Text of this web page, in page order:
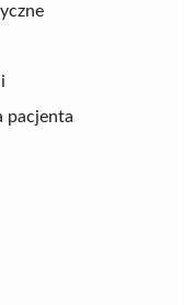
pacjenta